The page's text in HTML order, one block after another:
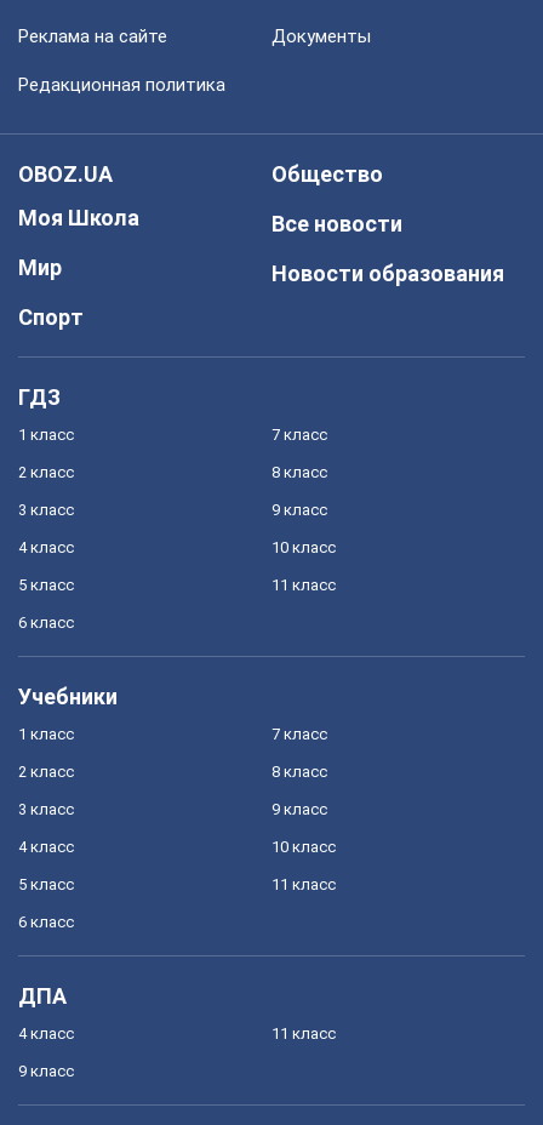
Реклама на сайте Документы
Редакционная политика
OBOZ.UA
Моя Школа
Мир
Спорт
Общество
Все новости
Новости образования
ГДЗ
1 класс
2 класс
3 класс
4 класс
5 класс
6 класс
7 класс
8 класс
9 класс
10 класс
11 класс
Учебники
1 класс
2 класс
3 класс
4 класс
5 класс
6 класс
7 класс
8 класс
9 класс
10 класс
11 класс
ДПА
4 класс
9 класс
11 класс